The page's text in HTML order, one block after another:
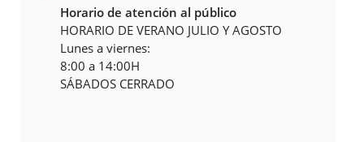
Horario de atención al público
HORARIO DE VERANO JULIO Y AGOSTO
Lunes a viernes:
8:00 a 14:00H
SÁBADOS CERRADO